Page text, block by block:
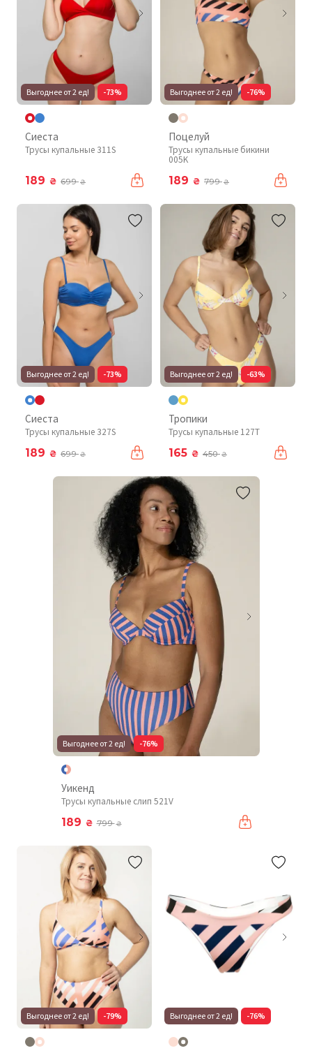
Выгоднее от 2 ед! -73%
Сиеста
Трусы купальные 311S
189 ₴ 699₴
Выгоднее от 2 ед! -76%
Поцелуй
Трусы купальные бикини
005K
189 ₴ 799₴
Выгоднее от 2 ед! -73%
Сиеста
Трусы купальные 327S
189 ₴ 699₴
Выгоднее от 2 ед! -63%
Тропики
Трусы купальные 127T
165 ₴ 450₴
Выгоднее от 2 ед! -76%
Уикенд
Трусы купальные слип 521V
189 ₴ 799₴
Выгоднее от 2 ед! -79% Выгоднее от 2 ед! -76%